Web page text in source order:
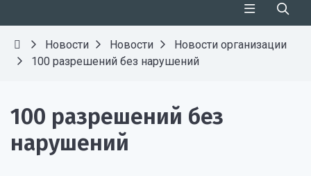
Новости Новости
Новости организации
100 разрешений без нарушений
100 разрешений без
нарушений